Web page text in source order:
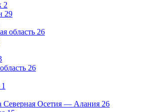
2
29
область 26
26
1
Северная Осетия — Алания 26